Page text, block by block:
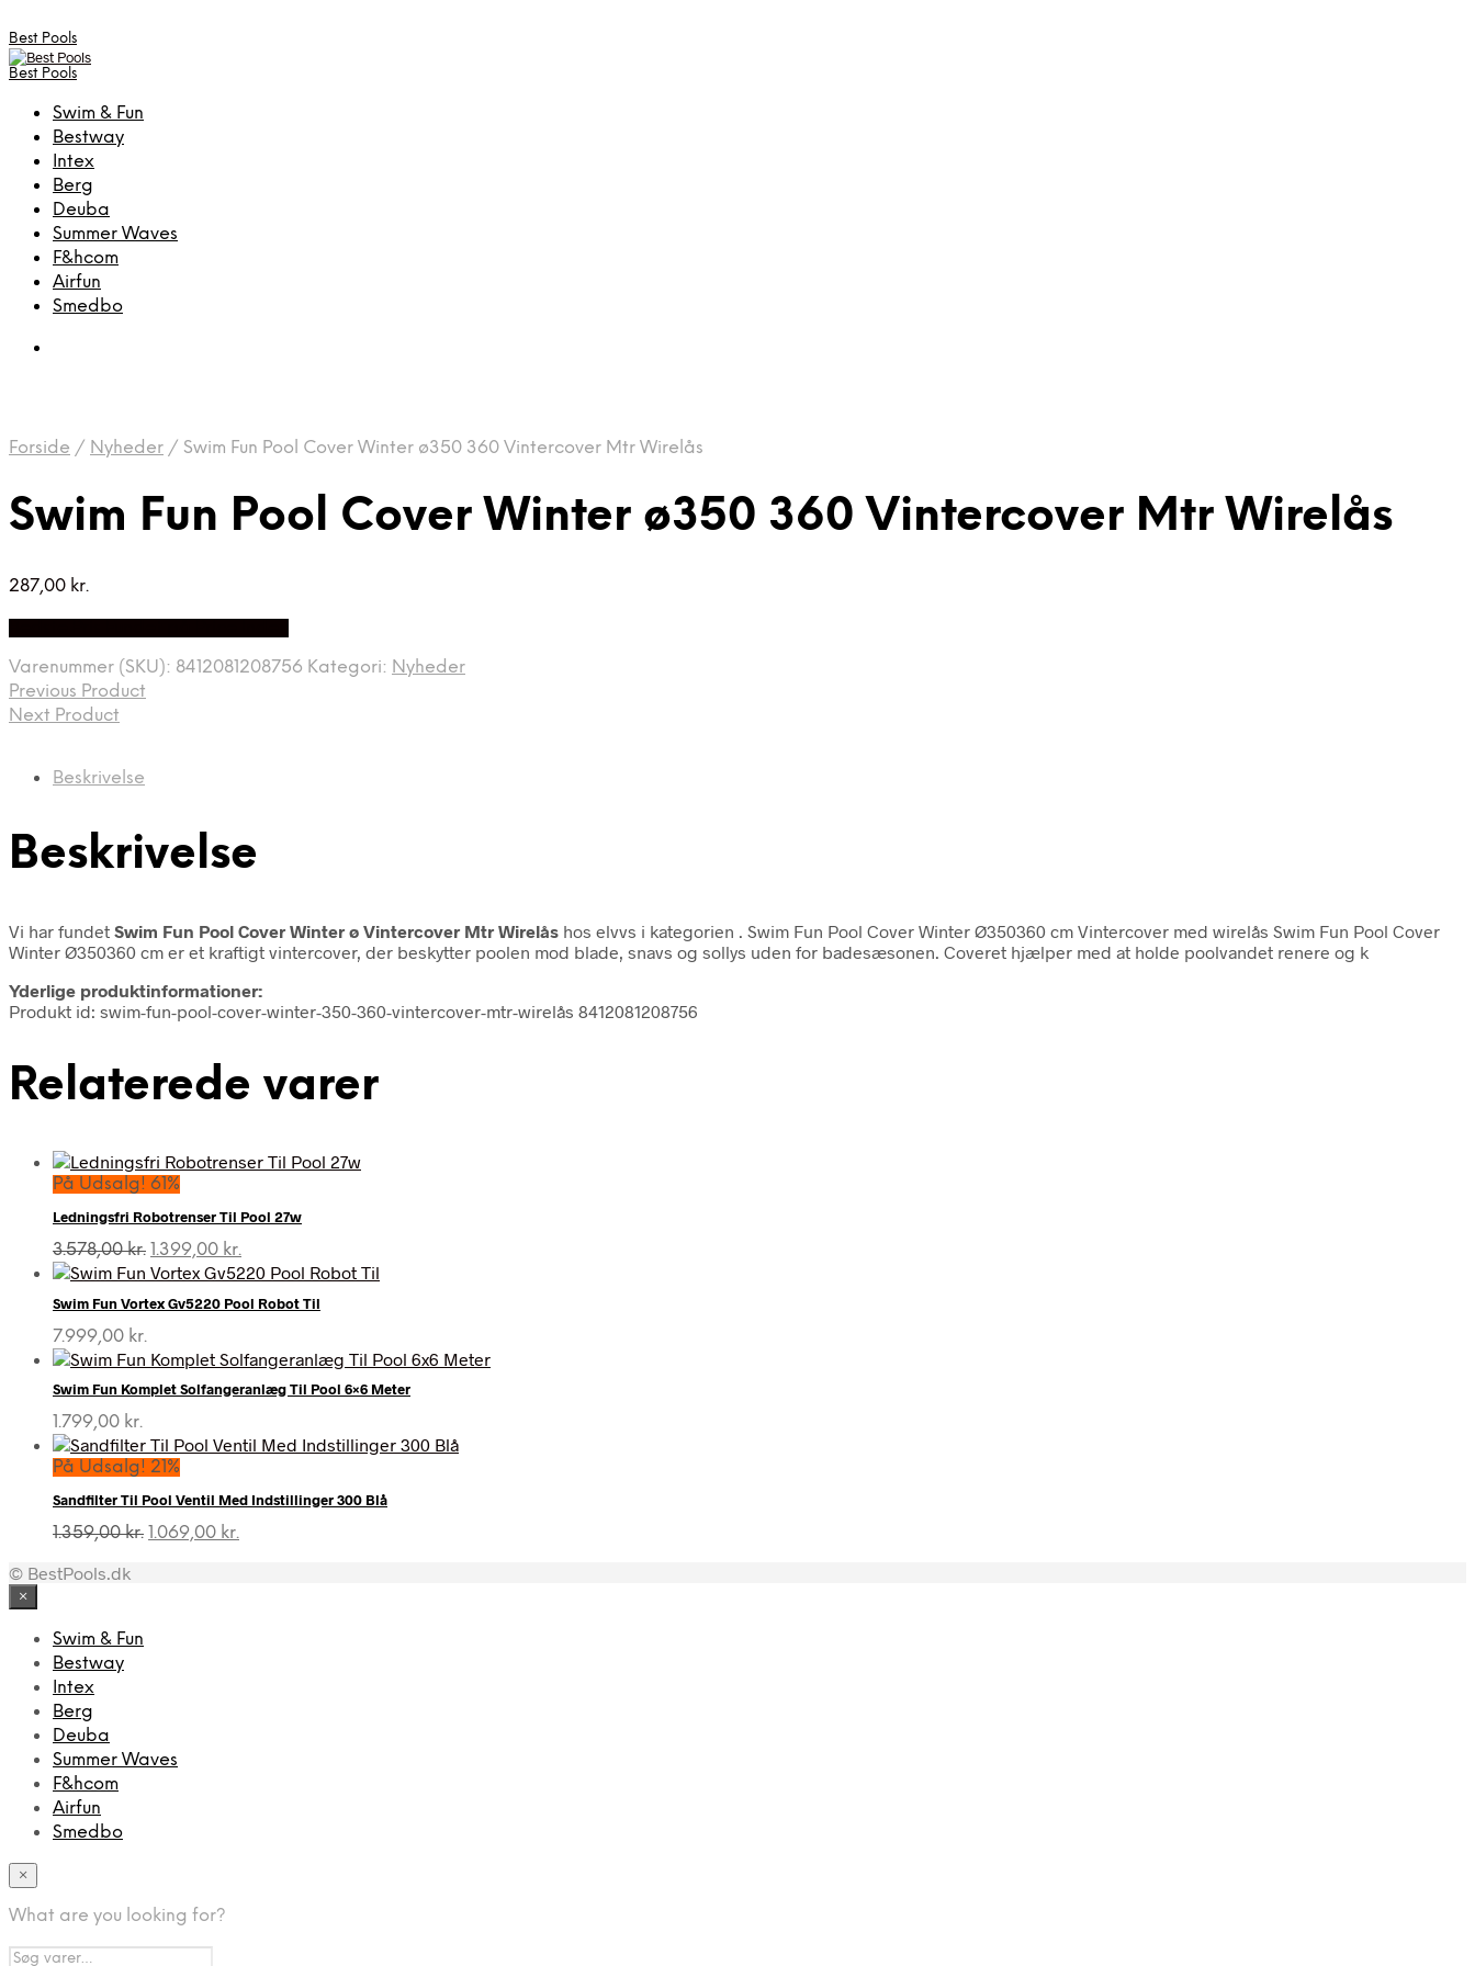
Best Pools
Best Pools
Swim & Fun
Bestway
Intex
Berg
Deuba
Summer Waves
F&hcom
Airfun
Smedbo
Forside / Nyheder / Swim Fun Pool Cover Winter ø350 360 Vintercover Mtr Wirelås
Swim Fun Pool Cover Winter ø350 360 Vintercover Mtr Wirelås
287,00 kr.
Varenummer (SKU): 8412081208756 Kategori: Nyheder
Previous Product
Next Product
Beskrivelse
Beskrivelse
Vi har fundet Swim Fun Pool Cover Winter ø Vintercover Mtr Wirelås hos elvvs i kategorien
. Swim Fun Pool Cover Winter Ø350360 cm Vintercover med wirelås Swim Fun Pool Cover
Winter Ø350360 cm er et kraftigt vintercover, der beskytter poolen mod blade, snavs og sollys uden for badesæsonen. Coveret hjælper med at holde poolvandet renere og k
Yderlige produktinformationer:
Produkt id: swim-fun-pool-cover-winter-350-360-vintercover-mtr-wirelås 8412081208756
Relaterede varer
På Udsalg! 61%
Ledningsfri Robotrenser Til Pool 27w
3.578,00kr. Den
oprindelige
var:
1.399,00 kr.
aktuelle
er:
Swim Fun Vortex Gv5220 Pool Robot Til
7.999,00 kr.
Swim Fun Komplet Solfangeranlæg Til Pool 6×6 Meter
1.799,00 kr.
På Udsalg! 21%
Sandfilter Til Pool Ventil Med Indstillinger 300 Blå
1.359,00kr. Den
1.069,00 kr.
© BestPools.dk
×
Swim & Fun
Bestway
Intex
Berg
Deuba
Summer Waves
F&hcom
Airfun
Smedbo
×
What are you looking for?